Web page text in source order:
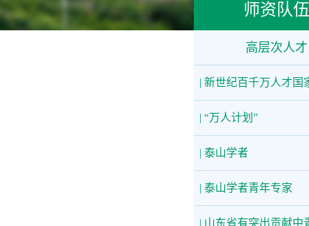
师资队伍
高层次人才
| 新世纪百千万人才国
| “万人计划”
| 泰山学者
| 泰山学者青年专家
| 山东省有突出贡献中